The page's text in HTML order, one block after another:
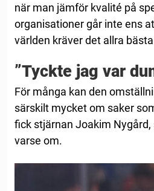
när man jämför kvalité på
organisationer går inte ens
världen kräver det allra
”Tyckte jag var
För många kan den
särskilt mycket om saker
fick stjärnan Joakim
varse om.